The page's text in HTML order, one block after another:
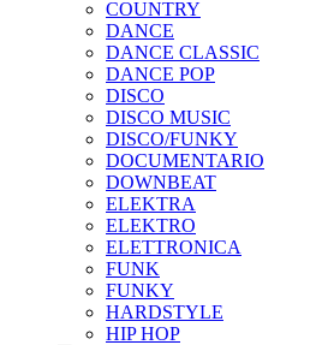
COUNTRY
DANCE
DANCE CLASSIC
DANCE POP
DISCO
DISCO MUSIC
DISCO/FUNKY
DOCUMENTARIO
DOWNBEAT
ELEKTRA
ELEKTRO
ELETTRONICA
FUNK
FUNKY
HARDSTYLE
HIP HOP